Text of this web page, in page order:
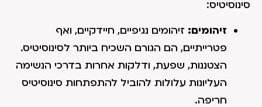
סינוסיטיס:
זיהומים: זיהומים נגיפיים, חיידקיים, ואף
פטרייתיים, הם הגורם השכיח ביותר לסינוסיטיס.
הצטננות, שפעת, ודלקות אחרות בדרכי הנשימה
העליונות עלולות להוביל להתפתחות סינוסיטיס
חריפה.